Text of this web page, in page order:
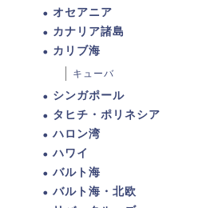
オセアニア
カナリア諸島
カリブ海
キューバ
シンガポール
タヒチ・ポリネシア
ハロン湾
ハワイ
バルト海
バルト海・北欧